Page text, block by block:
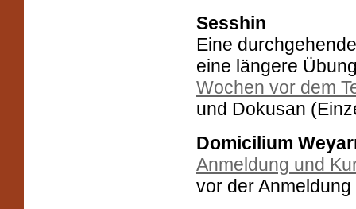
Sesshin
Eine
eine längere
Wochen vor dem
und Dokusan
Domicilium
Anmeldung und
vor der